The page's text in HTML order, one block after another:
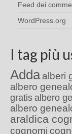
Feed dei
WordPress.org
I tag più
Adda alberi
albero
gratis albero
albero
araldica
cognomi